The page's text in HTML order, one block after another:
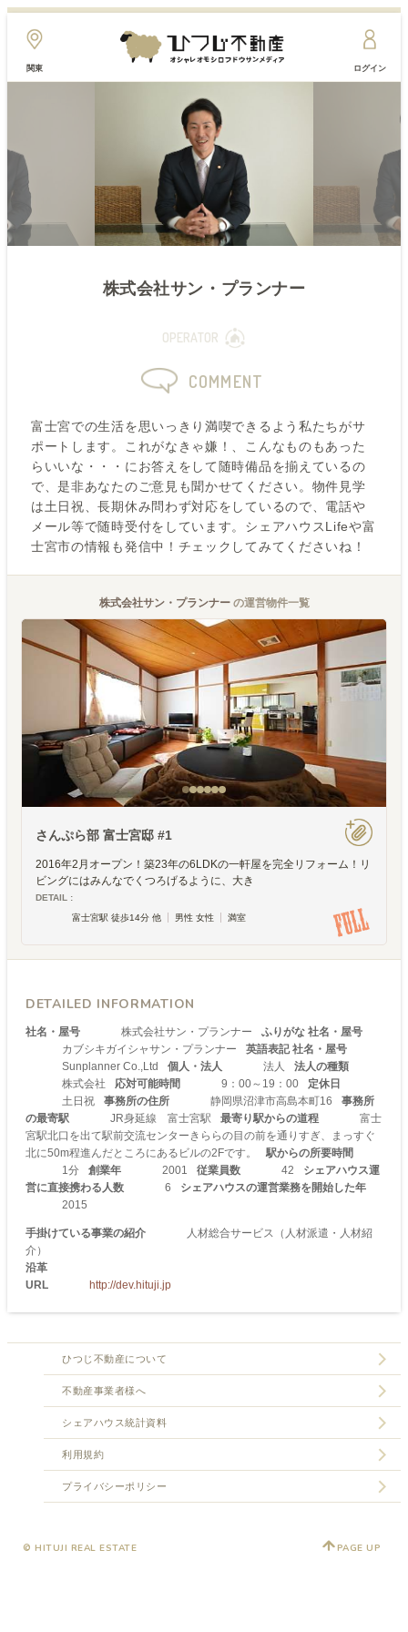
関東 ログイン
株式会社サン・プランナー
OPERATOR
COMMENT
富士宮での生活を思いっきり満喫できるよう私たちがサ
ポートします。これがなきゃ嫌！、こんなものもあった
らいいな・・・にお答えをして随時備品を揃えているの
で、是非あなたのご意見も聞かせてください。物件見学
は土日祝、長期休み問わず対応をしているので、電話や
メール等で随時受付をしています。シェアハウスLifeや富
士宮市の情報も発信中！チェックしてみてくださいね！
株式会社サン・プランナーの運営物件一覧
さんぷら部 富士宮邸 #1
2016年2月オープン！築23年の6LDKの一軒屋を完全リフォーム！リ
ビングにはみんなでくつろげるように、大き
DETAIL :
富士宮駅 徒歩14分 他
男性 女性 満室
DETAILED INFORMATION
社名・屋号 株式会社サン・プランナー
ふりがな 社名・屋号
カブシキガイシャサン・プランナー
英語表記 社名・屋号
Sunplanner Co.,Ltd
個人・法人 法人
法人の種類
株式会社
応対可能時間 9：00～19：00
定休日
土日祝
事務所の住所 静岡県沼津市高島本町16
事務所
の最寄駅
JR身延線 富士宮駅 最寄り駅からの道程
富士
宮駅北口を出て駅前交流センターきららの目の前を通りすぎ、まっすぐ
北に50m程進んだところにあるビルの2Fです。
駅からの所要時間
1分
創業年 2001 従業員数 42
シェアハウス運
営に直接携わる人数
6
シェアハウスの運営業務を開始した年
2015
手掛けている事業の紹介
人材総合サービス（人材派遣・人材紹
介）
沿革
URL
http://dev.hituji.jp
ひつじ不動産について
不動産事業者様へ
シェアハウス統計資料
利用規約
プライバシーポリシー
© HITUJI REAL ESTATE PAGE UP